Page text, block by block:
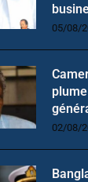
05/08/
02/08/